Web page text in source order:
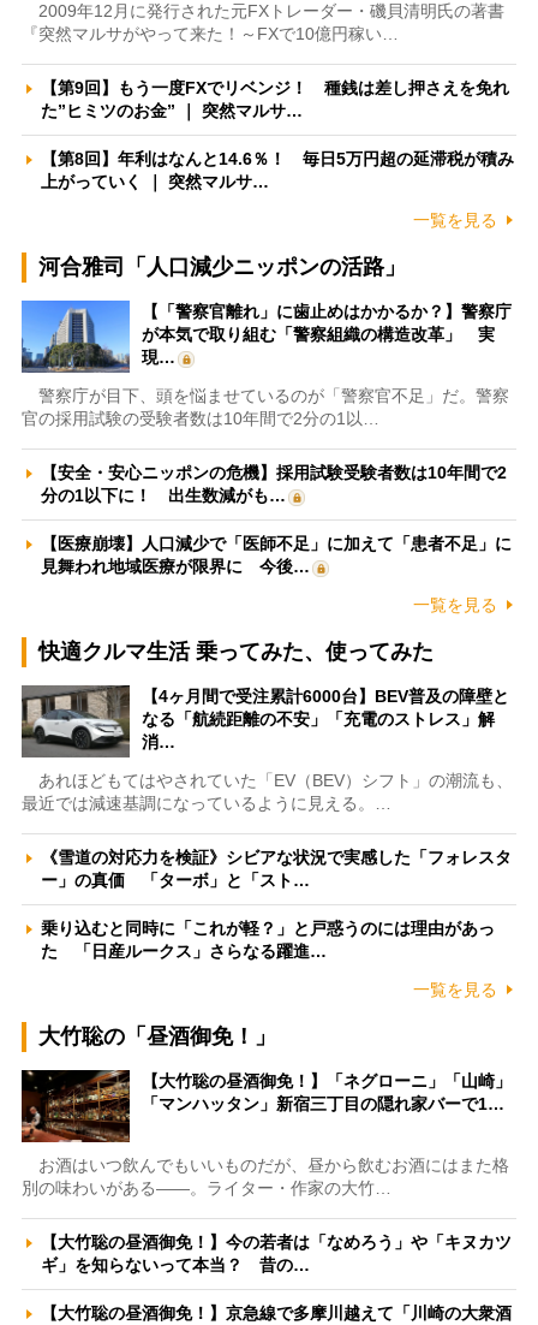
2009年12月に発行された元FXトレーダー・磯貝清明氏の著書
『突然マルサがやって来た！～FXで10億円稼い…
【第9回】もう一度FXでリベンジ！ 種銭は差し押さえを免れ
た”ヒミツのお金” ｜ 突然マルサ…
【第8回】年利はなんと14.6％！ 毎日5万円超の延滞税が積み
上がっていく ｜ 突然マルサ…
一覧を見る
河合雅司「人口減少ニッポンの活路」
【「警察官離れ」に歯止めはかかるか？】警察庁
が本気で取り組む「警察組織の構造改革」 実
現…
警察庁が目下、頭を悩ませているのが「警察官不足」だ。警察
官の採用試験の受験者数は10年間で2分の1以…
【安全・安心ニッポンの危機】採用試験受験者数は10年間で2
分の1以下に！ 出生数減がも…
【医療崩壊】人口減少で「医師不足」に加えて「患者不足」に
見舞われ地域医療が限界に 今後…
一覧を見る
快適クルマ生活 乗ってみた、使ってみた
【4ヶ月間で受注累計6000台】BEV普及の障壁と
なる「航続距離の不安」「充電のストレス」解
消…
あれほどもてはやされていた「EV（BEV）シフト」の潮流も、
最近では減速基調になっているように見える。…
《雪道の対応力を検証》シビアな状況で実感した「フォレスタ
ー」の真価 「ターボ」と「スト…
乗り込むと同時に「これが軽？」と戸惑うのには理由があっ
た 「日産ルークス」さらなる躍進…
一覧を見る
大竹聡の「昼酒御免！」
【大竹聡の昼酒御免！】「ネグローニ」「山崎」
「マンハッタン」新宿三丁目の隠れ家バーで1…
お酒はいつ飲んでもいいものだが、昼から飲むお酒にはまた格
別の味わいがある――。ライター・作家の大竹…
【大竹聡の昼酒御免！】今の若者は「なめろう」や「キヌカツ
ギ」を知らないって本当？ 昔の…
【大竹聡の昼酒御免！】京急線で多摩川越えて「川崎の大衆酒